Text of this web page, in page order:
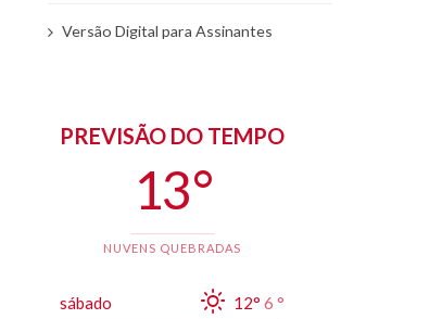
Versão Digital para Assinantes
PREVISÃO DO TEMPO
13 °
NUVENS QUEBRADAS
sábado 12° 6 °